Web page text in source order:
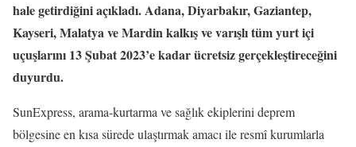
hale getirdiğini açıkladı. Adana, Diyarbakır, Gaziantep,
Kayseri, Malatya ve Mardin kalkış ve varışlı tüm yurt içi
uçuşlarını 13 Şubat 2023’e kadar ücretsiz gerçekleştireceğini
duyurdu.
SunExpress, arama-kurtarma ve sağlık ekiplerini deprem
bölgesine en kısa sürede ulaştırmak amacı ile resmî kurumlarla